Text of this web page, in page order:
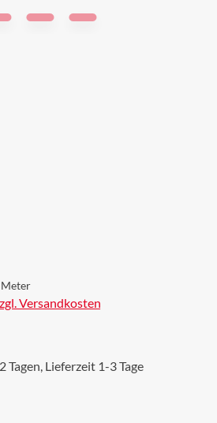
Meter
Versandkosten
Tagen, Lieferzeit 1-3 Tage